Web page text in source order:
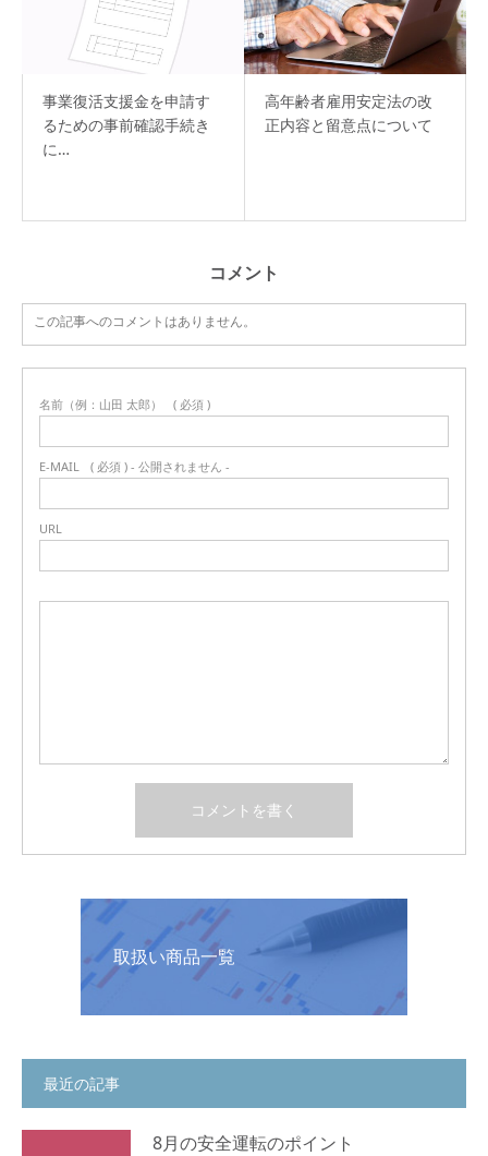
事業復活支援金を申請す
るための事前確認手続き
に…
高年齢者雇用安定法の改
正内容と留意点について
コメント
この記事へのコメントはありません。
名前（例：山田 太郎） ( 必須 )
E-MAIL ( 必須 ) - 公開されません -
URL
取扱い商品一覧
最近の記事
8月の安全運転のポイント